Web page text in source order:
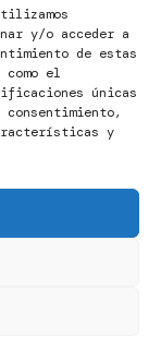
y/o acceder a
de estas
el
únicas
y